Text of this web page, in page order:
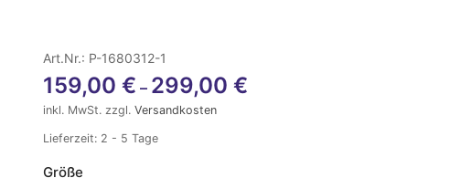
Art.Nr.: P-1680312-1
159,00 € – 299,00 €
inkl. MwSt. zzgl. Versandkosten
Lieferzeit: 2 - 5 Tage
Größe